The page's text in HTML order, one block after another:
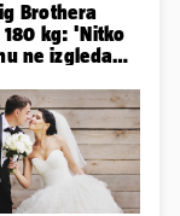
Brothera
kg: 'Nitko
ne izgleda